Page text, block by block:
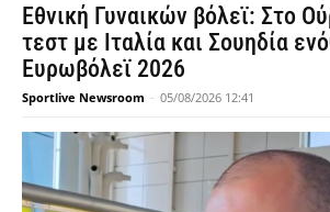
Εθνική Γυναικών βόλεϊ: Στο
τεστ με Ιταλία και Σουηδία
Ευρωβόλεϊ 2026
Sportlive Newsroom - 05/08/2026 12:41